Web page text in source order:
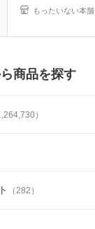
もったいない本舗
商品を探す
）
（282 ）